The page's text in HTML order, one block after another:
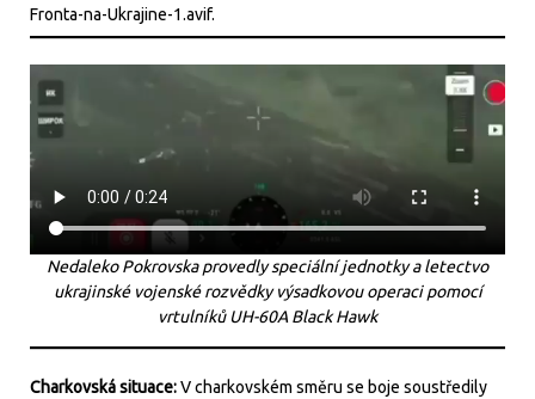
Nedaleko Pokrovska provedly speciální jednotky a letectvo
ukrajinské vojenské rozvědky výsadkovou operaci pomocí
vrtulníků UH-60A Black Hawk
Charkovská situace:V charkovském směru se boje soustředily